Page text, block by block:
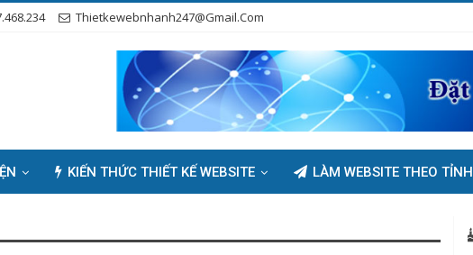
Thietkewebnhanh247@gmail.com
KIẾN THỨC THIẾT KẾ WEBSITE LÀM WEBSITE THEO TỈNH